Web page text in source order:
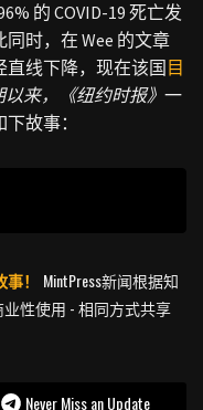
的 COVID-19 死亡发
时，在 Wee 的文章
线下降，现在该国 目
以来，《纽约时报》 一
故事：
！ MintPress新闻根据知
性使用 - 相同方式共享
Never Miss an Update